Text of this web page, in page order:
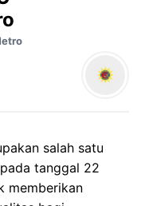
salah satu
tanggal 22
memberikan